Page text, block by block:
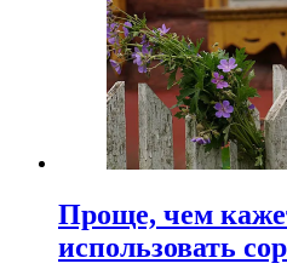
Проще, чем
использовать